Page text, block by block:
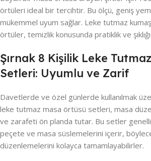
örtüleri ideal bir tercihtir. Bu ölçü, geniş
mükemmel uyum sağlar. Leke tutmaz
örtüler, temizlik konusunda pratiklik ve
Şırnak 8 Kişilik Leke
Setleri: Uyumlu ve Zarif
Davetlerde ve özel günlerde kullanılmak
leke tutmaz masa örtüsü setleri, masa
ve zarafeti ön planda tutar. Bu setler
peçete ve masa süslemelerini içerir,
düzenlemelerini kolayca tamamlayabilirler.